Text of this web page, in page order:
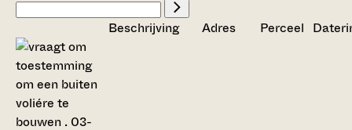
Beschrijving Adres Perceel